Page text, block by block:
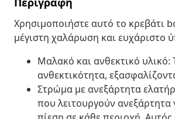
Χρησιμοποιήστε αυτό το κρεβάτι
μέγιστη χαλάρωση και ευχάριστο
Μαλακό και ανθεκτικό
ανθεκτικότητα,
Στρώμα με ανεξάρτητα
που λειτουργούν